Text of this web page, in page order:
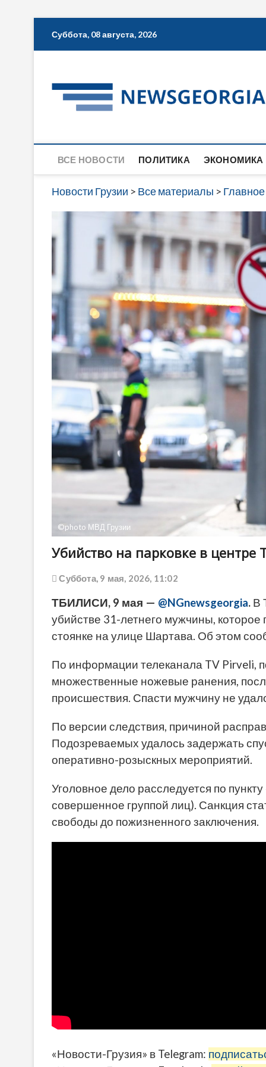
Суббота, 08 августа, 2026
ВСЕ НОВОСТИ ПОЛИТИКА ЭКОНОМИКА
Новости Грузии > Все материалы > Главное
©photo МВД Грузии
Убийство на парковке в
Суббота, 9 мая, 2026, 11:02
ТБИЛИСИ, 9 мая — @NGnewsgeorgia. В
убийстве 31-летнего мужчины,
стоянке на улице Шартава. Об этом
По информации телеканала TV Pirveli,
множественные ножевые ранения,
происшествия. Спасти мужчину не
По версии следствия, причиной
Подозреваемых удалось задержать
оперативно-розыскных мероприятий.
Уголовное дело расследуется по
совершенное группой лиц). Санкция
свободы до пожизненного заключения.
«Новости-Грузия» в Telegram: